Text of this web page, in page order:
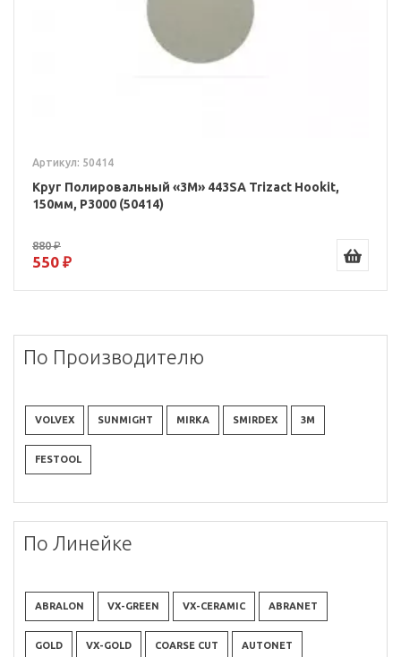
Артикул: 50414
Круг Полировальный «3M» 443SA Trizact Hookit,
150мм, P3000 (50414)
880 ₽
550 ₽
По Производителю
VOLVEX SUNMIGHT MIRKA SMIRDEX 3M
FESTOOL
По Линейке
ABRALON VX-GREEN VX-CERAMIC ABRANET
GOLD VX-GOLD COARSE CUT AUTONET